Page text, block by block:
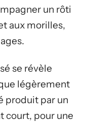
un rôti
aux morilles,
se révèle
légèrement
produit par un
court, pour une